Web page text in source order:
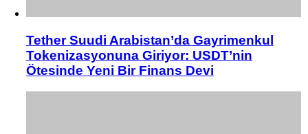
Tether Suudi Arabistan’da Gayrimenkul
Tokenizasyonuna Giriyor: USDT’nin
Ötesinde Yeni Bir Finans Devi